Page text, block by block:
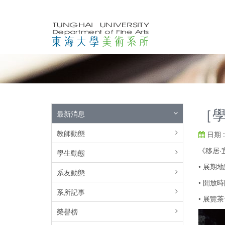
最新消息
教師動態
學生動態
系友動態
系所記事
榮譽榜
［
日期
《移居
• 展期
• 開放
• 展覽